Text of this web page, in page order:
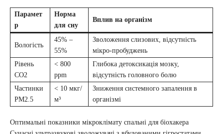
Парамет
р
Норма
для сну
Вплив на організм
Вологість
45% –
55%
Зволоження слизових, відсутність
мікро-пробуджень
Рівень
CO2
< 800
ppm
Глибока детоксикація мозку,
відсутність головного болю
Частинки
PM2.5
< 10 мкг/
м³
Зниження системного запалення в
організмі
Оптимальні показники мікроклімату спальні для біохакера